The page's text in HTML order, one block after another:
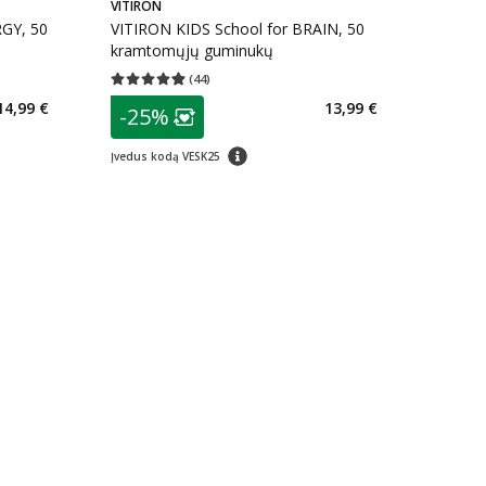
50
nuolaida:
€
VITIRON
VITIRON KIDS School for BRAIN, 50
kramtomųjų guminukų
(44)
Vidutinis įvertinimas 4.89
patarimas
Lojalumo klubo narių nuolaida
-25%
Įvedus kodą VESK25 patarimas
13,99 €